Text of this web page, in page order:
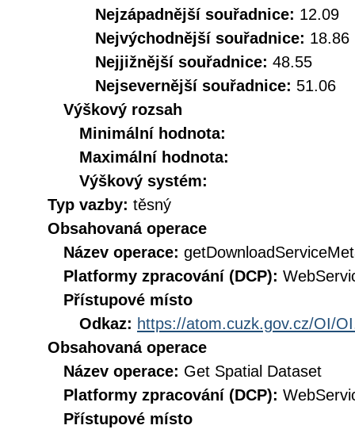
Nejzápadnější souřadnice: 12.09
Nejvýchodnější souřadnice: 18.86
Nejjižnější souřadnice: 48.55
Nejsevernější souřadnice: 51.06
Výškový rozsah
Minimální hodnota:
Maximální hodnota:
Výškový systém:
Typ vazby: těsný
Obsahovaná operace
Název operace:
Platformy zpracování (DCP):
Přístupové místo
Odkaz: https://atom.cuzk.gov.cz/OI/
Obsahovaná operace
Název operace: Get Spatial Dataset
Platformy zpracování (DCP):
Přístupové místo